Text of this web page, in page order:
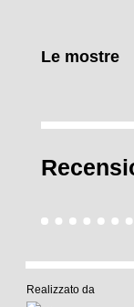
Le mostre
Realizzato da